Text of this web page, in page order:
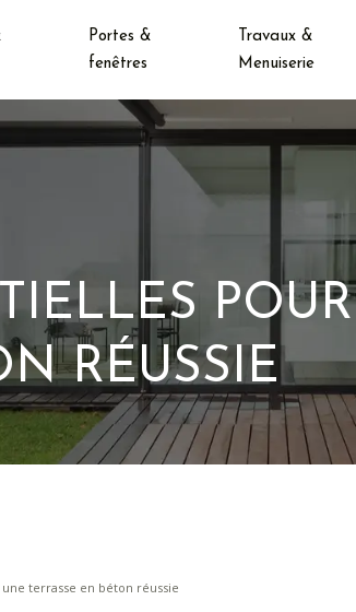
Portes &
fenêtres
Travaux &
Menuiserie
RÉUSSIE
terrasse en béton réussie